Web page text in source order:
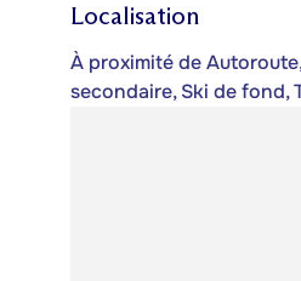
Localisation
À proximité de
secondaire, Ski de fond,